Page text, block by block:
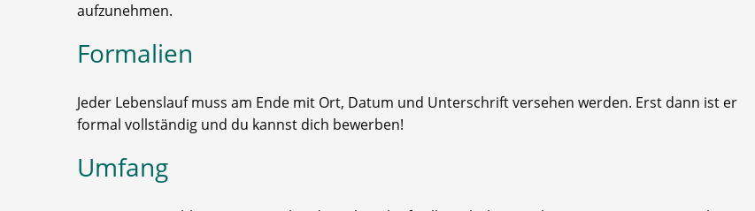
aufzunehmen.
Formalien
Jeder Lebenslauf muss am Ende mit Ort, Datum und Unterschrift versehen werden. Erst dann ist er
formal vollständig und du kannst dich bewerben!
Umfang